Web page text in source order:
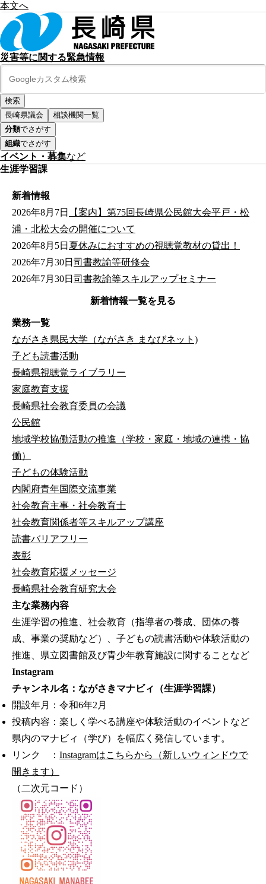
本文へ
災害等に関する緊急情報
長崎県議会
相談機関一覧
分類でさがす
組織でさがす
イベント・募集など
生涯学習課
新着情報
2026年8月7日
【案内】第75回長崎県公民館大会平戸・松
浦・北松大会の開催について
2026年8月5日 夏休みにおすすめの視聴覚教材の貸出！
2026年7月30日 司書教諭等研修会
2026年7月30日 司書教諭等スキルアップセミナー
新着情報一覧を見る
業務一覧
ながさき県民大学（ながさき まなびネット)
子ども読書活動
長崎県視聴覚ライブラリー
家庭教育支援
長崎県社会教育委員の会議
公民館
地域学校協働活動の推進（学校・家庭・地域の連携・協
働）
子どもの体験活動
内閣府青年国際交流事業
社会教育主事・社会教育士
社会教育関係者等スキルアップ講座
読書バリアフリー
表彰
社会教育応援メッセージ
長崎県社会教育研究大会
主な業務内容
生涯学習の推進、社会教育（指導者の養成、団体の養
成、事業の奨励など）、子どもの読書活動や体験活動の
推進、県立図書館及び青少年教育施設に関することなど
Instagram
チャンネル名：ながさきマナビィ（生涯学習課）
開設年月：令和6年2月
投稿内容：楽しく学べる講座や体験活動のイベントなど
県内のマナビィ（学び）を幅広く発信しています。
リンク ： Instagramはこちらから（新しいウィンドウで
開きます）
（二次元コード）